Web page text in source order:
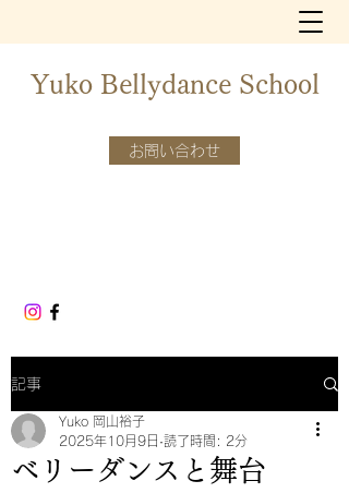
お問い合わせ
​​Yuko Bellydance School
記事
ベリーダンスと舞台
Yuko 岡山裕子
2025年10月9日 読了時間: 2分